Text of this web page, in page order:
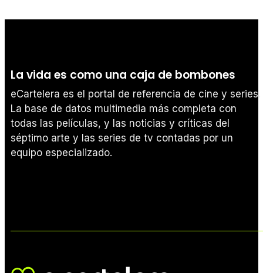
La vida es como una caja de bombones
eCartelera es el portal de referencia de cine y series.
La base de datos multimedia más completa con
todas las películas, y las noticias y críticas del
séptimo arte y las series de tv contadas por un
equipo especializado.